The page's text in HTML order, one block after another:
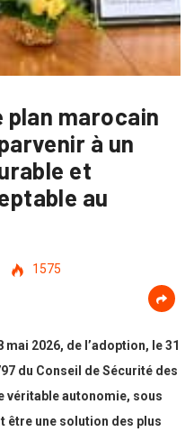
plan marocain
à un
et
au
1575
2026, de l’adoption, le 31
du Conseil de Sécurité des
véritable autonomie, sous
être une solution des plus